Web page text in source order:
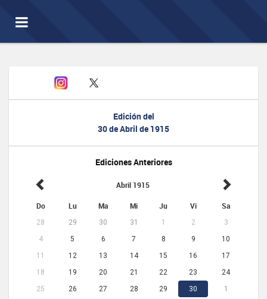
Toggle
navigation
Edición del
30 de Abril de 1915
Ediciones Anteriores
Abril 1915
Do Lu Ma Mi Ju Vi Sa
28 29 30 31 1 2
3
4
5 6 7 8 9
10
11
12 13 14 15 16
17
18
19 20 21 22 23
24
25
26 27 28 29 30
1